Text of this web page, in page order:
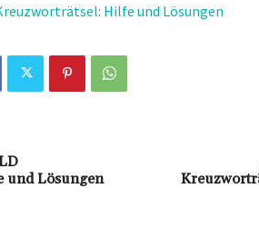
Hilfe und Lösungen
und Lösungen